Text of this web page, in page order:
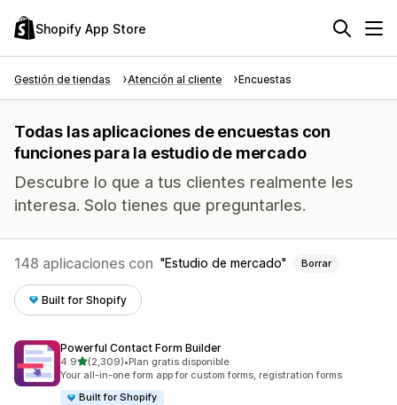
Shopify App Store
Gestión de tiendas Atención al cliente Encuestas
Todas las aplicaciones de encuestas con
funciones para la estudio de mercado
Descubre lo que a tus clientes realmente les
interesa. Solo tienes que preguntarles.
148 aplicaciones con Estudio de mercado Borrar
Built for Shopify
Powerful Contact Form Builder
4.9de 5 estrellas
(2,309)
2309 reseñas en total
•Plan gratis disponible
Your all-in-one form app for custom forms, registration forms
Built for Shopify